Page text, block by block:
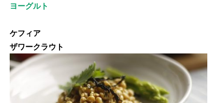
ヨーグルト
ケフィア
ザワークラウト